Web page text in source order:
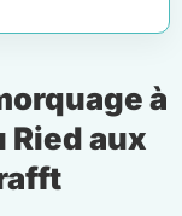
à
Ried aux